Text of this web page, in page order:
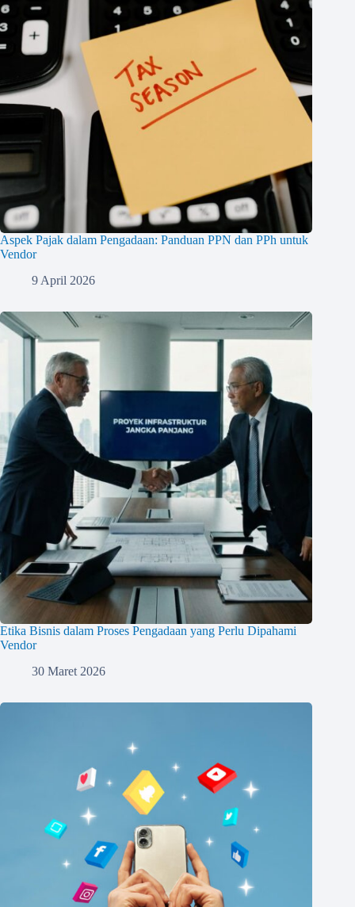
Aspek Pajak dalam Pengadaan: Panduan PPN dan PPh untuk
Vendor
9 April 2026
Etika Bisnis dalam Proses Pengadaan yang Perlu Dipahami
Vendor
30 Maret 2026